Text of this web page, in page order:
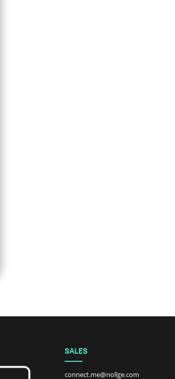
SALES
connect.me@nollge.com